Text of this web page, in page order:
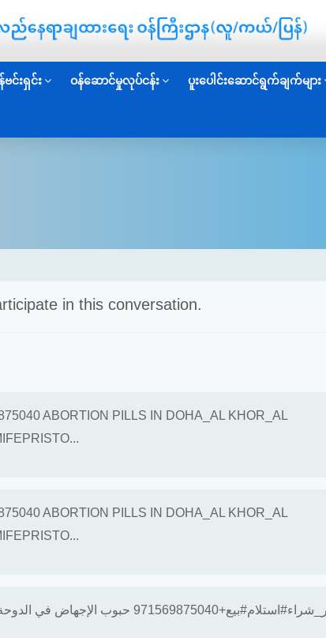
င်းရှင်း ဝန်ဆောင်မှုလုပ်ငန်း ပူးပေါင်းဆောင်ရွက်ချက်များ
in this conversation.
ABORTION PILLS IN DOHA_AL KHOR_AL
ABORTION PILLS IN DOHA_AL KHOR_AL
قطر_شراء#استلام#بيع+971569875040